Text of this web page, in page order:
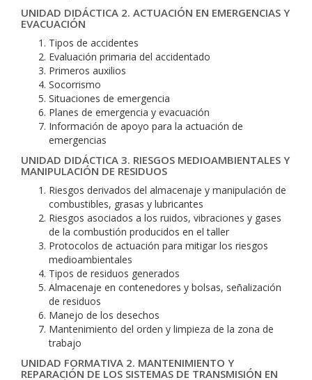
UNIDAD DIDÁCTICA 2. ACTUACIÓN EN EMERGENCIAS Y
EVACUACIÓN
Tipos de accidentes
Evaluación primaria del accidentado
Primeros auxilios
Socorrismo
Situaciones de emergencia
Planes de emergencia y evacuación
Información de apoyo para la actuación de
emergencias
UNIDAD DIDÁCTICA 3. RIESGOS MEDIOAMBIENTALES Y
MANIPULACIÓN DE RESIDUOS
Riesgos derivados del almacenaje y manipulación de
combustibles, grasas y lubricantes
Riesgos asociados a los ruidos, vibraciones y gases
de la combustión producidos en el taller
Protocolos de actuación para mitigar los riesgos
medioambientales
Tipos de residuos generados
Almacenaje en contenedores y bolsas, señalización
de residuos
Manejo de los desechos
Mantenimiento del orden y limpieza de la zona de
trabajo
UNIDAD FORMATIVA 2. MANTENIMIENTO Y
REPARACIÓN DE LOS SISTEMAS DE TRANSMISIÓN EN